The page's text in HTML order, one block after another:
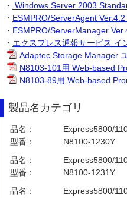
・ Windows Server 2003
・ ESMPRO/ServerAgent
・ ESMPRO/ServerManager
・ エクスプレス通報サービス イ
Adaptec Storage Manager
N8103-101用 Web-based
N8103-89用 Web-based
製品名カテゴリ
品名：
Express5800/
型番：
N8100-1230Y
品名：
Express5800/
型番：
N8100-1231Y
品名：
Express5800/